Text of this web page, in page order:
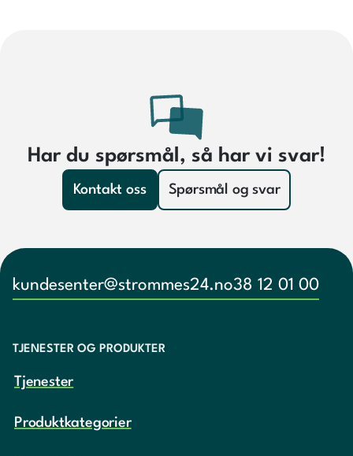
Har du spørsmål, så har vi svar!
Kontakt oss Spørsmål og svar
kundesenter@strommes24.no38 12 01 00
TJENESTER OG PRODUKTER
Tjenester
Produktkategorier